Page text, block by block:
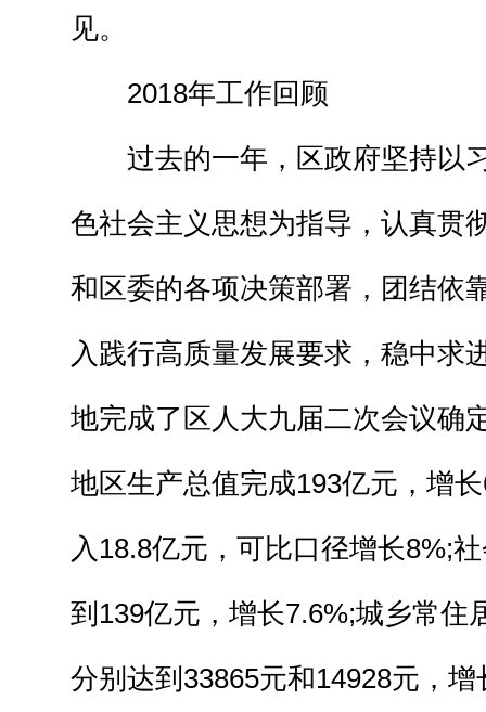
见。
2018年工作回顾
过去的一年，区政府坚持以
色社会主义思想为指导，认真贯
和区委的各项决策部署，团结依
入践行高质量发展要求，稳中求
地完成了区人大九届二次会议确
地区生产总值完成193亿元，增
入18.8亿元，可比口径增长8%;
到139亿元，增长7.6%;城乡常住
分别达到33865元和14928元，